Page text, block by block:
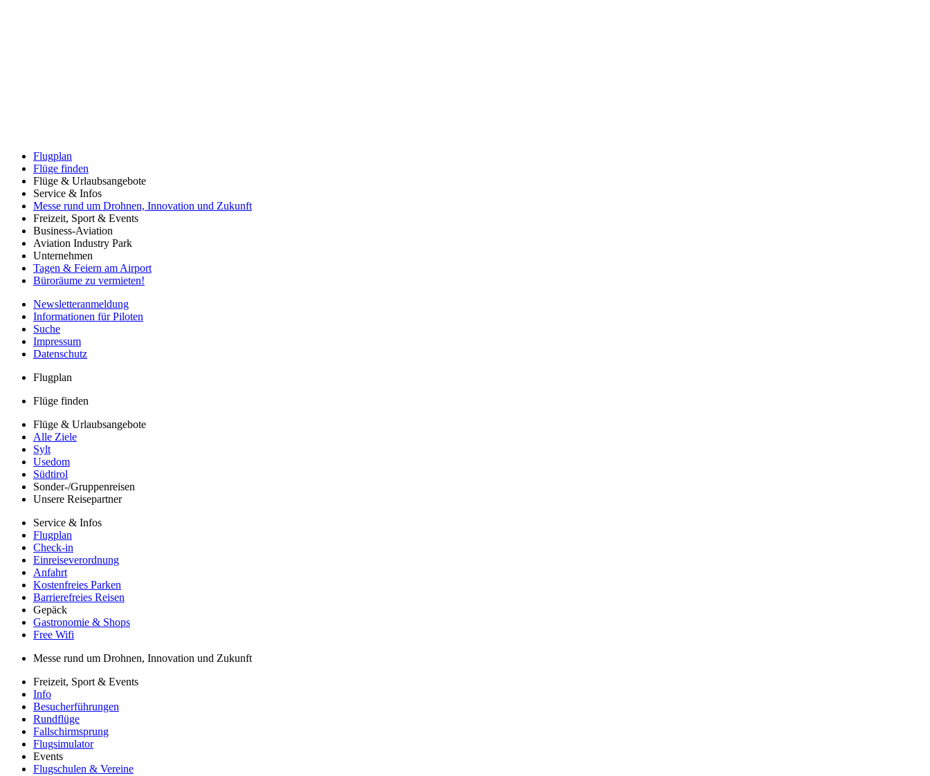
Flugplan
Flüge finden
Flüge & Urlaubsangebote
Service & Infos
Messe rund um Drohnen, Innovation und Zukunft
Freizeit, Sport & Events
Business-Aviation
Aviation Industry Park
Unternehmen
Tagen & Feiern am Airport
Büroräume zu vermieten!
Newsletteranmeldung
Informationen für Piloten
Suche
Impressum
Datenschutz
Flugplan
Flüge finden
Flüge & Urlaubsangebote
Alle Ziele
Sylt
Usedom
Südtirol
Sonder-/Gruppenreisen
Unsere Reisepartner
Service & Infos
Flugplan
Check-in
Einreiseverordnung
Anfahrt
Kostenfreies Parken
Barrierefreies Reisen
Gepäck
Gastronomie & Shops
Free Wifi
Messe rund um Drohnen, Innovation und Zukunft
Freizeit, Sport & Events
Info
Besucherführungen
Rundflüge
Fallschirmsprung
Flugsimulator
Events
Flugschulen & Vereine